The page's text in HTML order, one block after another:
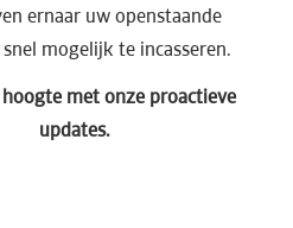
ernaar uw openstaande
mogelijk te incasseren.
met onze proactieve
updates.​